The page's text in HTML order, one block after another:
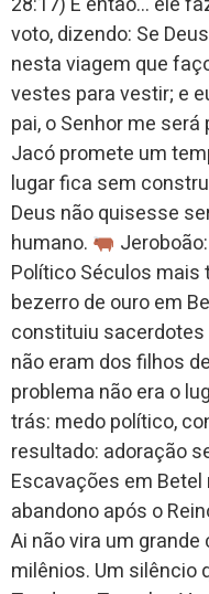
voto, dizendo: Se
nesta viagem que
vestes para vestir; e
pai, o Senhor me será
Jacó promete um
lugar fica sem
Deus não quisesse
humano.
Político Séculos mais
bezerro de ouro em
constituiu sacerdotes
não eram dos filhos
problema não era o
trás: medo político,
resultado: adoração
Escavações em
abandono após o
Ai não vira um
milênios. Um silêncio